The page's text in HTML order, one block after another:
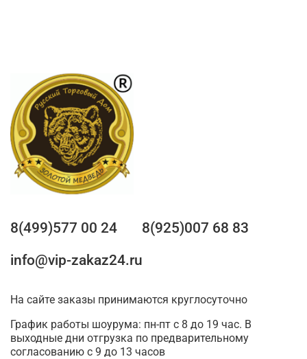
8(499)577 00 24
8(925)007 68 83
info@vip-zakaz24.ru
На сайте заказы принимаются круглосуточно
График работы шоурума: пн-пт с 8 до 19 час. В
выходные дни отгрузка по предварительному
согласованию с 9 до 13 часов